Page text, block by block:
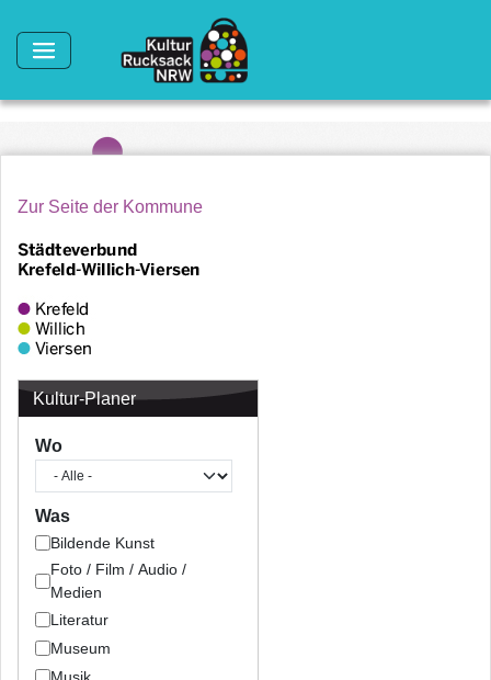
Zur Seite der Kommune
Kultur-Planer
Wo
Was
Bildende Kunst
Foto / Film / Audio /
Medien
Literatur
Museum
Musik